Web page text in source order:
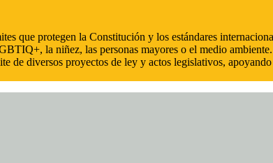
que protegen la Constitución y los estándares
la niñez, las personas mayores o el medio
de diversos proyectos de ley y actos legislativos,